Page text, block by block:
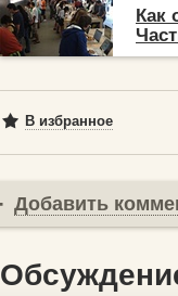
Как
В избранное
Добавить